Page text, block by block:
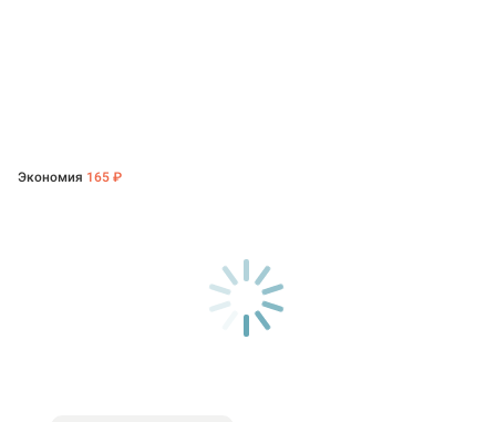
Экономия 165 ₽